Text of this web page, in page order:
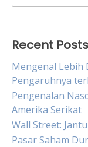
for:
Recent Posts
Mengenal Lebih
Pengaruhnya
Pengenalan
Amerika Serikat
Wall Street:
Pasar Saham